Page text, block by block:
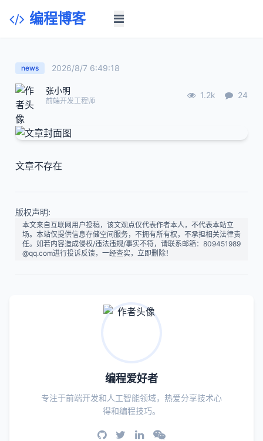
编程博客
news 2026/8/7 6:49:18
张小明
前端开发工程师
1.2k 24
文章不存在
版权声明:
本文来自互联网用户投稿，该文观点仅代表作者本人，不代表本站立
场。本站仅提供信息存储空间服务，不拥有所有权，不承担相关法律责
任。如若内容造成侵权/违法违规/事实不符，请联系邮箱：809451989
@qq.com进行投诉反馈，一经查实，立即删除！
编程爱好者
专注于前端开发和人工智能领域，热爱分享技术心
得和编程技巧。